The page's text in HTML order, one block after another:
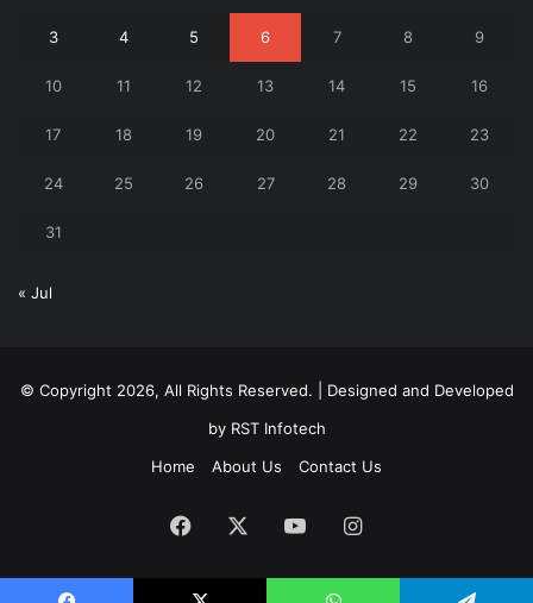
3 4 5 6 7 8 9
10 11 12 13 14 15 16
17 18 19 20 21 22 23
24 25 26 27 28 29 30
31
« Jul
© Copyright 2026, All Rights Reserved. | Designed and Developed
byRST Infotech
Home
About Us Contact Us
Facebook YouTubeInstagram